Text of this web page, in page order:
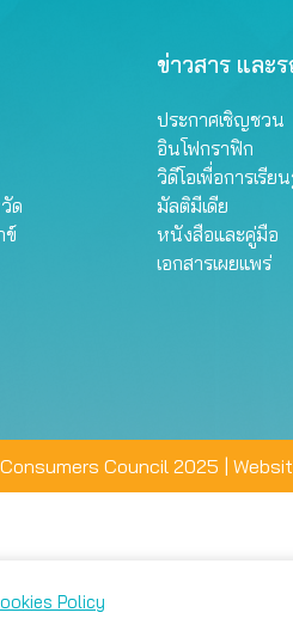
ด
ข์
ข่าวสาร และ
ประกาศเชิญชวน
อินโฟกราฟิก
วิดีโอเพื่อการเรีย
มัลติมีเดีย
หนังสือและคู่มือ
เอกสารเผยแพร่
Council 2025 |
Policy
าความเป็นส่วนตัวได้